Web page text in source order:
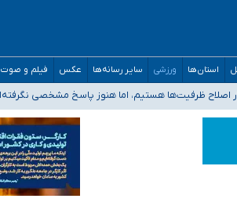
استان‌ها ورزشی سایر رسانه‌ها عکس فیلم و صوت
تخصصی جغرافیای نظامی دافوس آجا
هشدار